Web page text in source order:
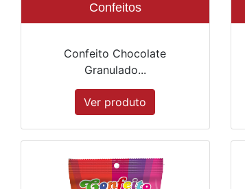
Confeitos
Confeito Chocolate
Granulado...
Ver produto